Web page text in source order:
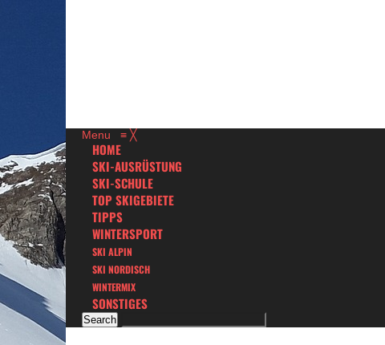
Menu ≡ ╳
HOME
SKI-AUSRÜSTUNG
SKI-SCHULE
TOP SKIGEBIETE
TIPPS
WINTERSPORT
SKI ALPIN
SKI NORDISCH
WINTERMIX
SONSTIGES